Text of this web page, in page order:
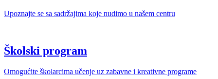
Upoznajte se sa sadržajima koje nudimo u našem centru
Školski program
Omogućite školarcima učenje uz zabavne i kreativne programe